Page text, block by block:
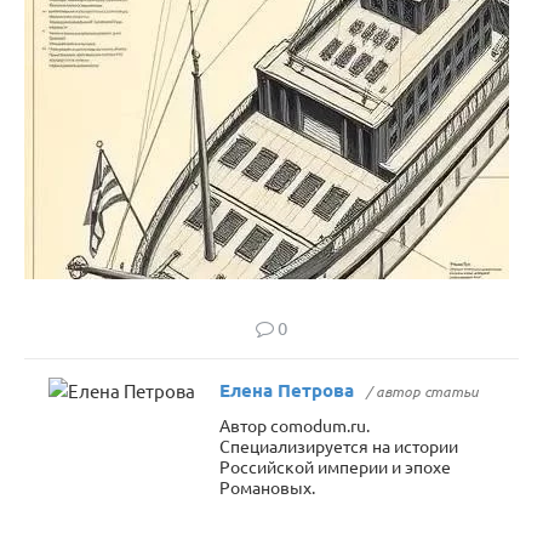
0
Елена Петрова / автор статьи
Автор comodum.ru.
Специализируется на истории
Российской империи и эпохе
Романовых.